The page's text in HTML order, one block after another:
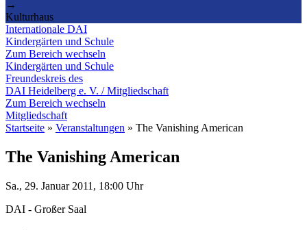
→
Kulturhaus
Internationale DAI
Kindergärten und Schule
Zum Bereich wechseln
Kindergärten und Schule
Freundeskreis des
DAI Heidelberg e. V. / Mitgliedschaft
Zum Bereich wechseln
Mitgliedschaft
Startseite » Veranstaltungen » The Vanishing American
The Vanishing American
Sa., 29. Januar 2011, 18:00 Uhr
DAI - Großer Saal